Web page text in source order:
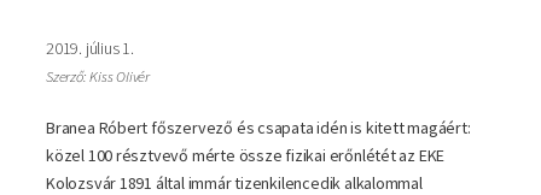
2019. július 1.
Szerző: Kiss Olivér
Branea Róbert főszervező és csapata idén is kitett magáért:
közel 100 résztvevő mérte össze fizikai erőnlétét az EKE
Kolozsvár 1891 által immár tizenkilencedik alkalommal